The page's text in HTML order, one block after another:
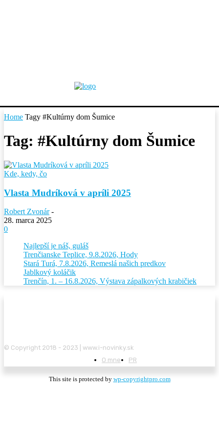
Home Tagy #Kultúrny dom Šumice
Tag: #Kultúrny dom Šumice
Kde, kedy, čo
Vlasta Mudríková v apríli 2025
Robert Zvonár -
28. marca 2025
0
Najlepší je náš, guláš
Trenčianske Teplice, 9.8.2026, Hody
Stará Turá, 7.8.2026, Remeslá našich predkov
Jablkový koláčik
Trenčín, 1. – 16.8.2026, Výstava zápalkových krabičiek
© Copyright 2018 - 2023 | www.i-novinky.sk
O mne
PR
This site is protected by wp-copyrightpro.com